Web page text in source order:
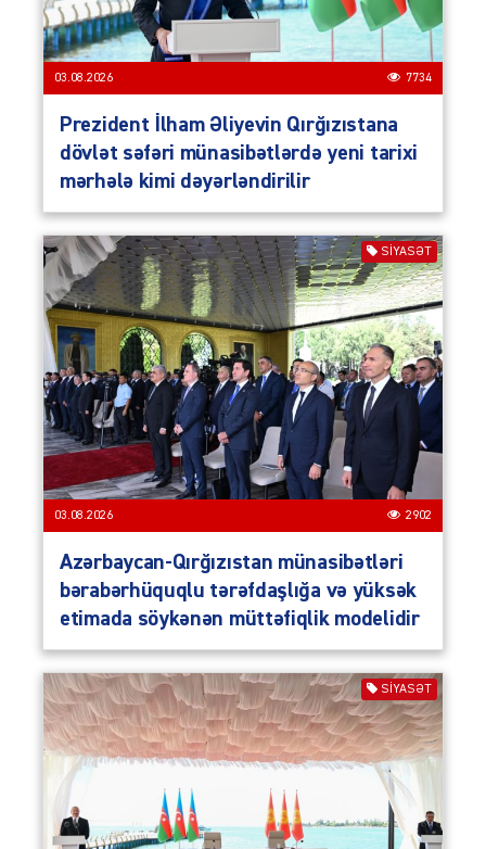
03.08.2026 7734
Prezident İlham Əliyevin Qırğızıstana
dövlət səfəri münasibətlərdə yeni tarixi
mərhələ kimi dəyərləndirilir
SIYASƏT
03.08.2026 2902
Azərbaycan-Qırğızıstan münasibətləri
bərabərhüquqlu tərəfdaşlığa və yüksək
etimada söykənən müttəfiqlik modelidir
SIYASƏT